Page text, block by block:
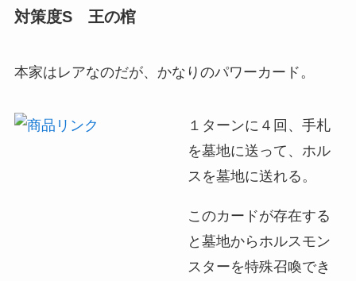
対策度S 王の棺
本家はレアなのだが、かなりのパワーカード。
１ターンに４回、手札
を墓地に送って、ホル
スを墓地に送れる。
このカードが存在する
と墓地からホルスモン
スターを特殊召喚でき